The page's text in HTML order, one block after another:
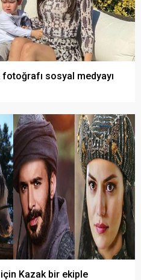
sosyal medyayı
Kazak bir ekiple